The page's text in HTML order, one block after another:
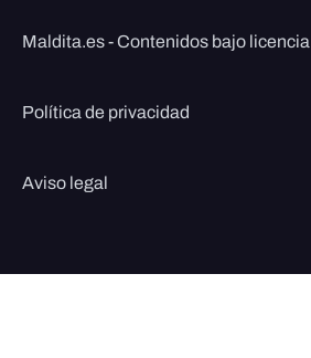
Maldita.es - Contenidos bajo
Política de privacidad
Aviso legal